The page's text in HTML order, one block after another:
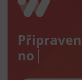
nový e-